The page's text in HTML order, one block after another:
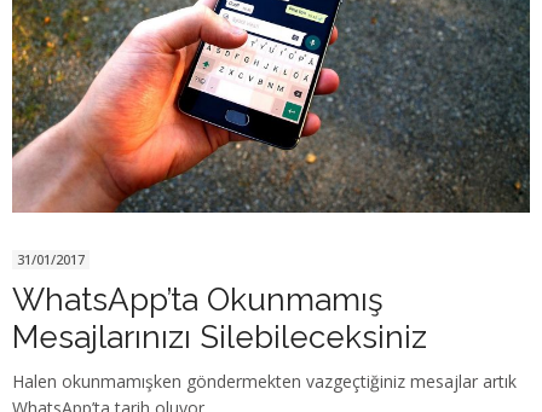
31/01/2017
WhatsApp’ta Okunmamış
Mesajlarınızı Silebileceksiniz
Halen okunmamışken göndermekten vazgeçtiğiniz mesajlar artık